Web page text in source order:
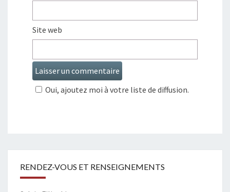
Site web
Oui, ajoutez moi à votre liste de diffusion.
RENDEZ-VOUS ET RENSEIGNEMENTS